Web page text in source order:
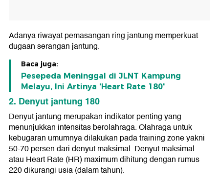
Adanya riwayat pemasangan ring jantung memperkuat
dugaan serangan jantung.
Baca juga:
Pesepeda Meninggal di JLNT Kampung
Melayu, Ini Artinya 'Heart Rate 180'
2. Denyut jantung 180
Denyut jantung merupakan indikator penting yang
menunjukkan intensitas berolahraga. Olahraga untuk
kebugaran umumnya dilakukan pada training zone yakni
50-70 persen dari denyut maksimal. Denyut maksimal
atau Heart Rate (HR) maximum dihitung dengan rumus
220 dikurangi usia (dalam tahun).